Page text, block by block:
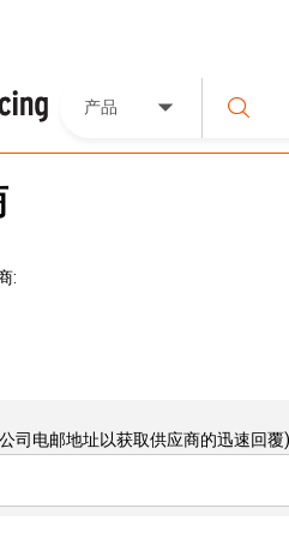
产品
:
司电邮地址以获取供应商的迅速回覆)